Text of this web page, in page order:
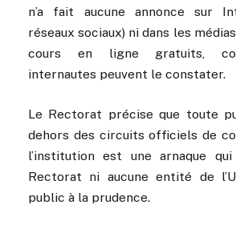
n’a fait aucune annonce sur
réseaux sociaux) ni dans les
cours en ligne gratuits,
internautes peuvent le constater.
Le Rectorat précise que toute
dehors des circuits officiels de
l’institution est une arnaque
Rectorat ni aucune entité de
public à la prudence.